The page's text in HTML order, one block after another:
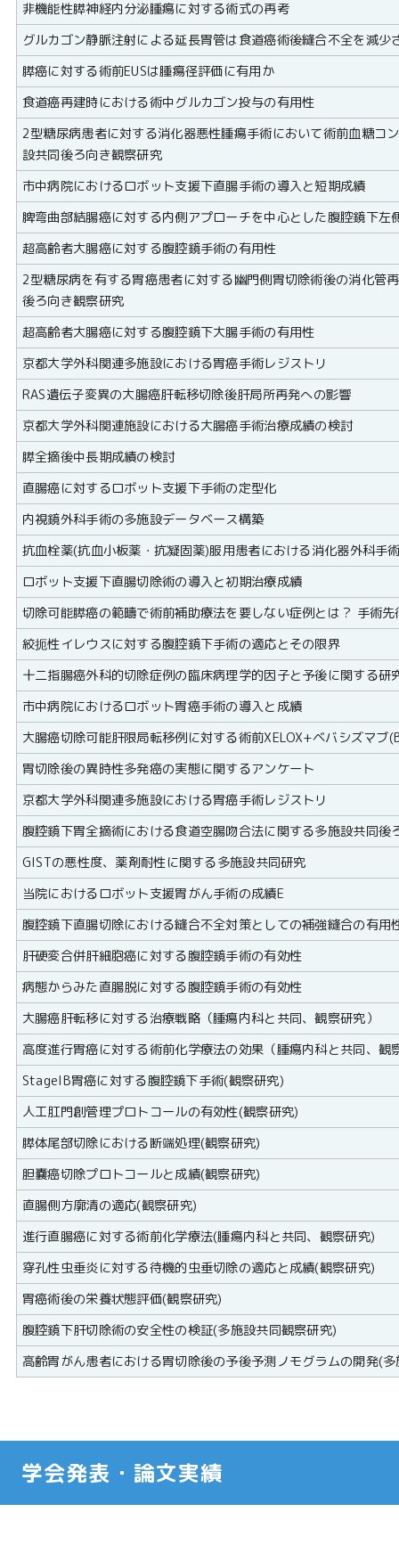
非機能性膵神経内分泌腫瘍に対する術式の再考
グルカゴン静脈注射による延長胃管は食道癌術後縫合不全を減少
膵癌に対する術前EUSは腫瘍径評価に有用か
食道癌再建時における術中グルカゴン投与の有用性
2型糖尿病患者に対する消化器悪性腫瘍手術において術前血糖コ
設共同後ろ向き観察研究
市中病院におけるロボット支援下直腸手術の導入と短期成績
脾弯曲部結腸癌に対する内側アプローチを中心とした腹腔鏡下左
超高齢者大腸癌に対する腹腔鏡手術の有用性
2型糖尿病を有する胃癌患者に対する幽門側胃切除術後の消化管
後ろ向き観察研究
超高齢者大腸癌に対する腹腔鏡下大腸手術の有用性
京都大学外科関連多施設における胃癌手術レジストリ
RAS遺伝子変異の大腸癌肝転移切除後肝局所再発への影響
京都大学外科関連施設における大腸癌手術治療成績の検討
膵全摘後中長期成績の検討
直腸癌に対するロボット支援下手術の定型化
内視鏡外科手術の多施設データベース構築
抗血栓薬(抗血小板薬・抗凝固薬)服用患者における消化器外科手
ロボット支援下直腸切除術の導入と初期治療成績
切除可能膵癌の範疇で術前補助療法を要しない症例とは？ 手術
絞扼性イレウスに対する腹腔鏡下手術の適応とその限界
十二指腸癌外科的切除症例の臨床病理学的因子と予後に関する研
市中病院におけるロボット胃癌手術の導入と成績
大腸癌切除可能肝限局転移例に対する術前XELOX+ベバシズマ
胃切除後の異時性多発癌の実態に関するアンケート
京都大学外科関連多施設における胃癌手術レジストリ
腹腔鏡下胃全摘術における食道空腸吻合法に関する多施設共同後
GISTの悪性度、薬剤耐性に関する多施設共同研究
当院におけるロボット支援胃がん手術の成績E
腹腔鏡下直腸切除における縫合不全対策としての補強縫合の有用
肝硬変合併肝細胞癌に対する腹腔鏡手術の有効性
病態からみた直腸脱に対する腹腔鏡手術の有効性
大腸癌肝転移に対する治療戦略（腫瘍内科と共同、観察研究）
高度進行胃癌に対する術前化学療法の効果（腫瘍内科と共同、観
StageIB胃癌に対する腹腔鏡下手術(観察研究)
人工肛門創管理プロトコールの有効性(観察研究)
膵体尾部切除における断端処理(観察研究)
胆嚢癌切除プロトコールと成績(観察研究)
直腸側方廓清の適応(観察研究)
進行直腸癌に対する術前化学療法(腫瘍内科と共同、観察研究)
穿孔性虫垂炎に対する待機的虫垂切除の適応と成績(観察研究)
胃癌術後の栄養状態評価(観察研究)
腹腔鏡下肝切除術の安全性の検証(多施設共同観察研究)
高齢胃がん患者における胃切除後の予後予測ノモグラムの開発(
学会発表・論文実績